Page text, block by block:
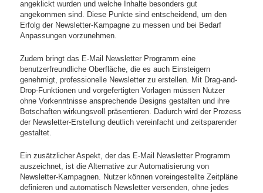
angeklickt wurden und welche Inhalte besonders gut
angekommen sind. Diese Punkte sind entscheidend, um den
Erfolg der Newsletter-Kampagne zu messen und bei Bedarf
Anpassungen vorzunehmen.
Zudem bringt das E-Mail Newsletter Programm eine
benutzerfreundliche Oberfläche, die es auch Einsteigern
genehmigt, professionelle Newsletter zu erstellen. Mit Drag-and-
Drop-Funktionen und vorgefertigten Vorlagen müssen Nutzer
ohne Vorkenntnisse ansprechende Designs gestalten und ihre
Botschaften wirkungsvoll präsentieren. Dadurch wird der Prozess
der Newsletter-Erstellung deutlich vereinfacht und zeitsparender
gestaltet.
Ein zusätzlicher Aspekt, der das E-Mail Newsletter Programm
auszeichnet, ist die Alternative zur Automatisierung von
Newsletter-Kampagnen. Nutzer können voreingestellte Zeitpläne
definieren und automatisch Newsletter versenden, ohne jedes